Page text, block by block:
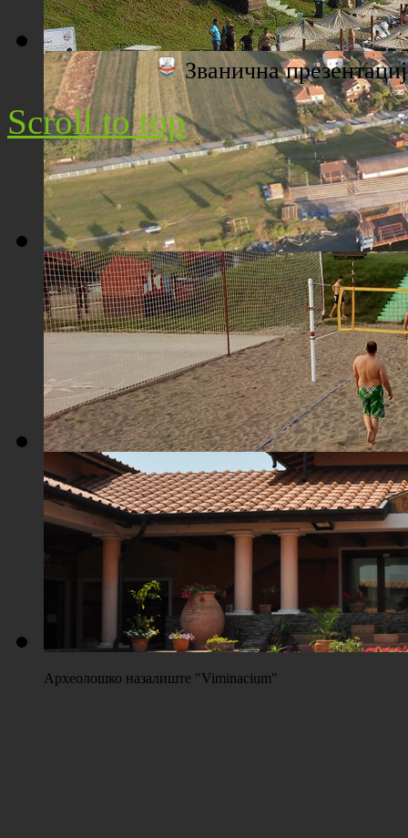
Плажа "Топољар" - Поглед са торња
Плажа "Топољар" - Поглед из ваздуха
Плажа "Топољар" - Терени на песку
Археолошко назалиште "Viminacium"
Званична
Scroll to top